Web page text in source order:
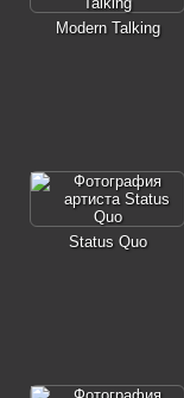
Modern Talking
Status Quo